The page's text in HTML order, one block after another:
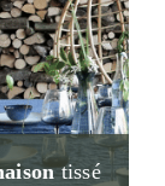
tissé